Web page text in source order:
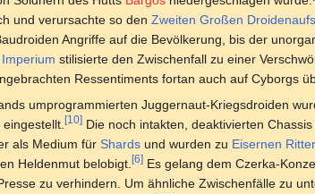
und verursachte so den Zweiten Großen
Angriffe auf die Bevölkerung, bis der
stilisierte den Zwischenfall zu einer
Ressentiments fortan auch auf Cyborgs
umprogrammierten Juggernaut-Kriegsdroiden
[10] Die noch intakten, deaktivierten
als Medium für Shards und wurden zu Eisernen
Heldenmut belobigt. [6] Es gelang dem Czerka-
zu verhindern. Um ähnliche Zwischenfälle zu